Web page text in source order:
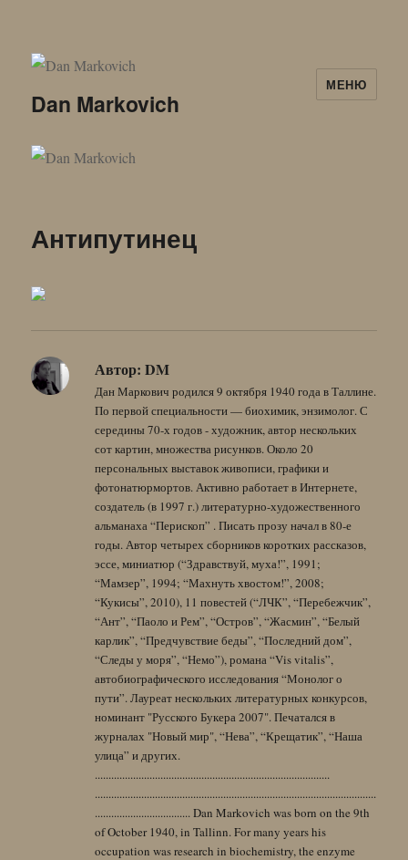
Dan Markovich
МЕНЮ
Антипутинец
Автор: DM
Дан Маркович родился 9 октября 1940 года в Таллине.
По первой специальности — биохимик, энзимолог. С
середины 70-х годов - художник, автор нескольких
сот картин, множества рисунков. Около 20
персональных выставок живописи, графики и
фотонатюрмортов. Активно работает в Интернете,
создатель (в 1997 г.) литературно-художественного
альманаха “Перископ” . Писать прозу начал в 80-е
годы. Автор четырех сборников коротких рассказов,
эссе, миниатюр (“Здравствуй, муха!”, 1991;
“Мамзер”, 1994; “Махнуть хвостом!”, 2008;
“Кукисы”, 2010), 11 повестей (“ЛЧК”, “Перебежчик”,
“Ант”, “Паоло и Рем”, “Остров”, “Жасмин”, “Белый
карлик”, “Предчувствие беды”, “Последний дом”,
“Следы у моря”, “Немо”), романа “Vis vitalis”,
автобиографического исследования “Монолог о
пути”. Лауреат нескольких литературных конкурсов,
номинант "Русского Букера 2007". Печатался в
журналах "Новый мир", “Нева”, “Крещатик”, “Наша
улица” и других.
......................................................................................
.......................................................................................................
................................... Dan Markovich was born on the 9th
of October 1940, in Tallinn. For many years his
occupation was research in biochemistry, the enzyme